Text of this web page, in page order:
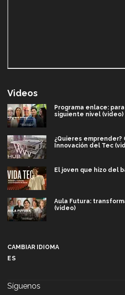
Videos
Programa enlace:
siguiente nivel (video)
¿Quieres emprender?
Innovación del Tec
El joven que hizo del
Aula Futura:
(video)
CAMBIAR IDIOMA
ES
Síguenos